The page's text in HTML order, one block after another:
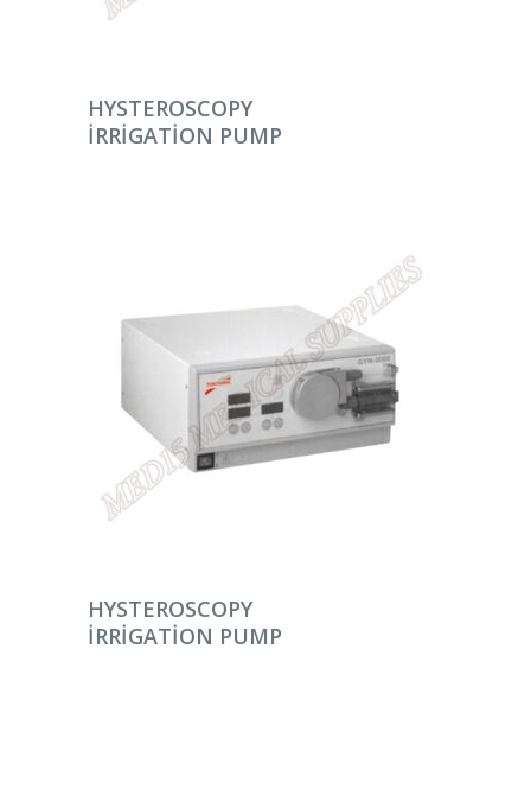
DEVAMINI OKU
HYSTEROSCOPY
IRRIGATION PUMP
DEVAMINI OKU
HYSTEROSCOPY
IRRIGATION PUMP